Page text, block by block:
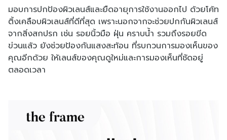
มอบการปกป้องผิวเลนส์และยืดอายุการใช้งานออกไป ด้วยโค้ท
ติ้งเคลือบผิวเลนส์ที่ดีที่สุด เพราะนอกจากจะช่วยปกกันผิวเลนส์
จากสิ่งสกปรก เช่น รอยนิ้วมือ ฝุ่น คราบน้ำ รวมถึงรอยขีด
ข่วนแล้ว ยังช่วยป้องกันแสงสะท้อน ที่รบกวนการมองเห็นของ
คุณอีกด้วย ให้เลนส์ของคุณดูใหม่และการมองเห็นที่ชัดอยู่
ตลอดเวลา